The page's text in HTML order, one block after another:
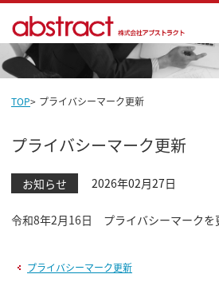
TOP> プライバシーマーク更新
プライバシーマーク更新
お知らせ 2026年02月27日
令和8年2月16日 プライバシーマークを
プライバシーマーク更新